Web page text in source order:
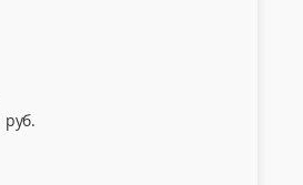
руб.